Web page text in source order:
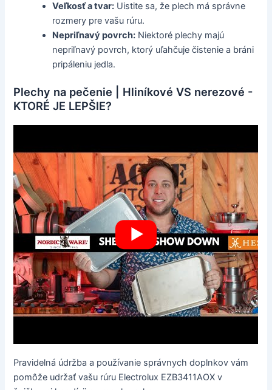
Veľkosť a tvar: Uistite sa, že plech má správne
rozmery pre vašu rúru.
Nepriľnavý povrch: Niektoré plechy majú
nepriľnavý povrch, ktorý uľahčuje čistenie a bráni
pripáleniu jedla.
Plechy na pečenie | Hliníkové VS nerezové -
KTORÉ JE LEPŠIE?
Pravidelná údržba a používanie správnych doplnkov vám
pomôže udržať vašu rúru Electrolux EZB3411AOX v